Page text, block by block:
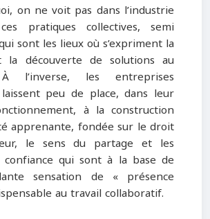
on ne voit pas dans l’industrie
pratiques collectives, semi
sont les lieux où s’expriment la
la découverte de solutions au
l’inverse, les entreprises
peu de place, dans leur
à la construction
apprenante, fondée sur le droit
le sens du partage et les
qui sont à la base de
sensation de « présence
au travail collaboratif.